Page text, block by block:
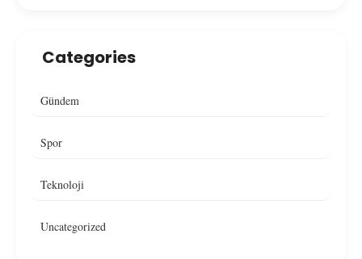
Categories
Gündem
Spor
Teknoloji
Uncategorized